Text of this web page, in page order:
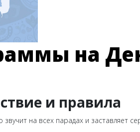
на
и правила
на всех парадах и заставляет